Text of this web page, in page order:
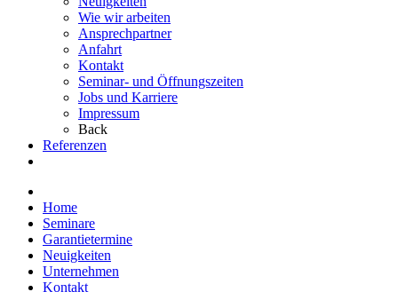
Wie wir arbeiten
Ansprechpartner
Anfahrt
Kontakt
Seminar- und Öffnungszeiten
Jobs und Karriere
Impressum
Back
Referenzen
Home
Seminare
Garantietermine
Neuigkeiten
Unternehmen
Kontakt